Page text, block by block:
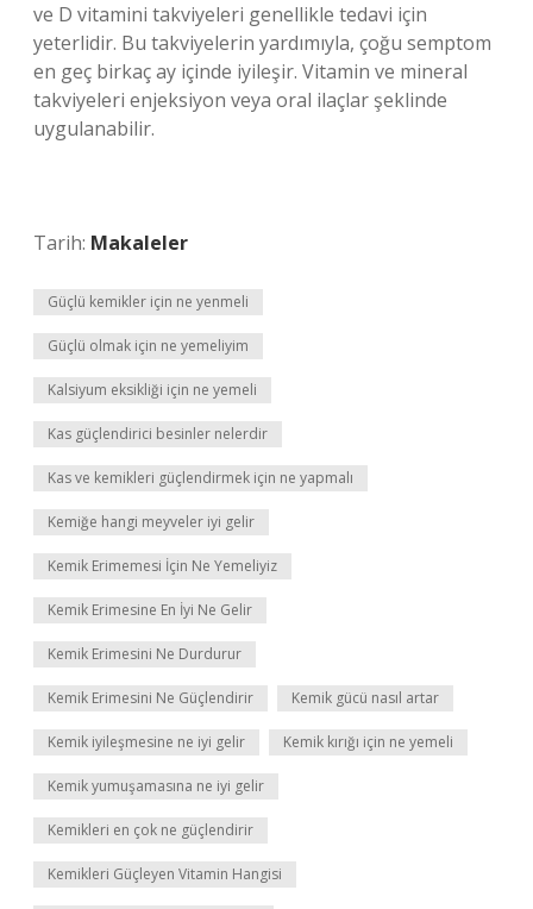
ve D vitamini takviyeleri genellikle tedavi için
yeterlidir. Bu takviyelerin yardımıyla, çoğu semptom
en geç birkaç ay içinde iyileşir. Vitamin ve mineral
takviyeleri enjeksiyon veya oral ilaçlar şeklinde
uygulanabilir.
Tarih: Makaleler
Güçlü kemikler için ne yenmeli
Güçlü olmak için ne yemeliyim
Kalsiyum eksikliği için ne yemeli
Kas güçlendirici besinler nelerdir
Kas ve kemikleri güçlendirmek için ne yapmalı
Kemiğe hangi meyveler iyi gelir
Kemik Erimemesi İçin Ne Yemeliyiz
Kemik Erimesine En İyi Ne Gelir
Kemik Erimesini Ne Durdurur
Kemik Erimesini Ne Güçlendirir Kemik gücü nasıl artar
Kemik iyileşmesine ne iyi gelir Kemik kırığı için ne yemeli
Kemik yumuşamasına ne iyi gelir
Kemikleri en çok ne güçlendirir
Kemikleri Güçleyen Vitamin Hangisi